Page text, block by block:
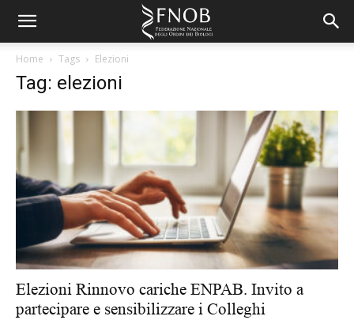
Home Tags Elezioni
Tag: elezioni
Elezioni Rinnovo cariche ENPAB. Invito a
partecipare e sensibilizzare i Colleghi